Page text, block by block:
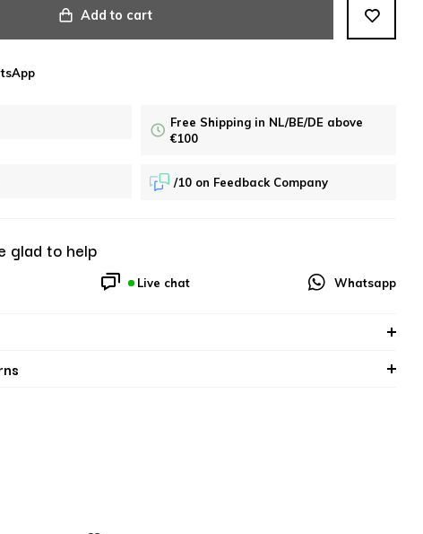
Add to cart
Free Shipping in NL/BE/DE above
€100
/10 on Feedback Company
glad to help
Live chat Whatsapp